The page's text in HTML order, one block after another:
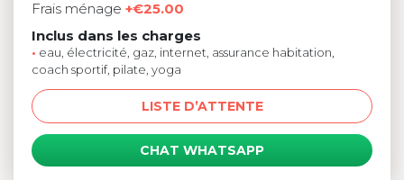
Frais ménage +€25.00
Inclus dans les charges
• eau, électricité, gaz, internet, assurance habitation,
coach sportif, pilate, yoga
LISTE D’ATTENTE
CHAT WHATSAPP